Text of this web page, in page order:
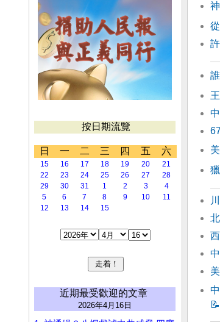
按日期流覽
日 一 二 三 四 五 六
15 16 17 18 19 20
21
22
23 24 25 26 27
28
29
30 31 1 2 3
4
5
6 7 8 9 10
11
12
13 14 15
近期最受歡迎的文章
2026年4月16日
📝